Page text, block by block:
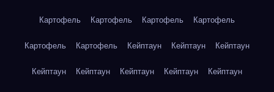
Картофель Картофель Картофель Картофель
Картофель Картофель Кейптаун Кейптаун Кейптаун
Кейптаун Кейптаун Кейптаун Кейптаун Кейптаун